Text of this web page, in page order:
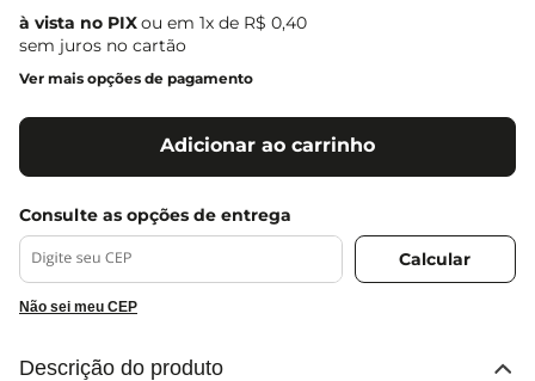
ou em 1x de R$ 0,40
sem juros no cartão
Ver mais opções de pagamento
Adicionar ao carrinho
Não sei meu CEP
Descrição do produto